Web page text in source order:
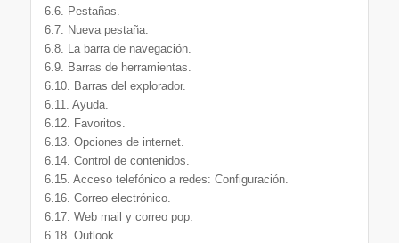
6.6. Pestañas.
6.7. Nueva pestaña.
6.8. La barra de navegación.
6.9. Barras de herramientas.
6.10. Barras del explorador.
6.11. Ayuda.
6.12. Favoritos.
6.13. Opciones de internet.
6.14. Control de contenidos.
6.15. Acceso telefónico a redes: Configuración.
6.16. Correo electrónico.
6.17. Web mail y correo pop.
6.18. Outlook.